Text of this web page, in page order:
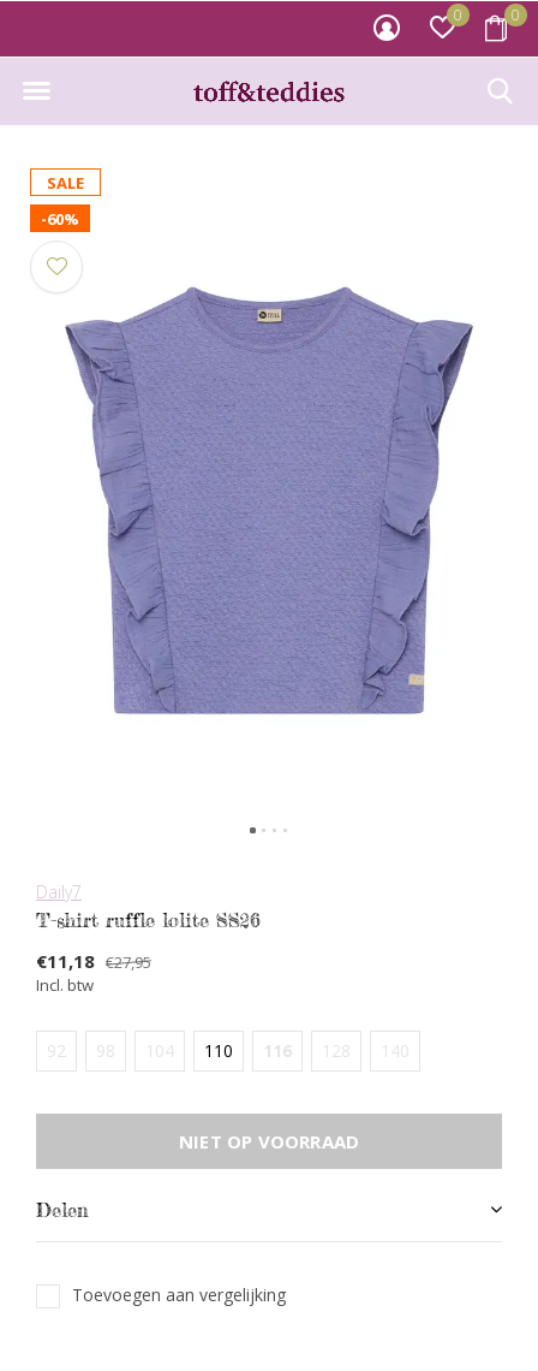
0 0
SALE
-60%
Daily7
T-shirt ruffle lolite SS26
€11,18 €27,95
Incl. btw
92 98 104 110 116 128 140
NIET OP VOORRAAD
Delen
Toevoegen aan vergelijking